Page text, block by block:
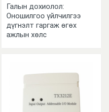
Галын дохиолол:
Оношилгоо үйлчилгээ
дүгнэлт гаргаж өгөх
ажлын хөлс